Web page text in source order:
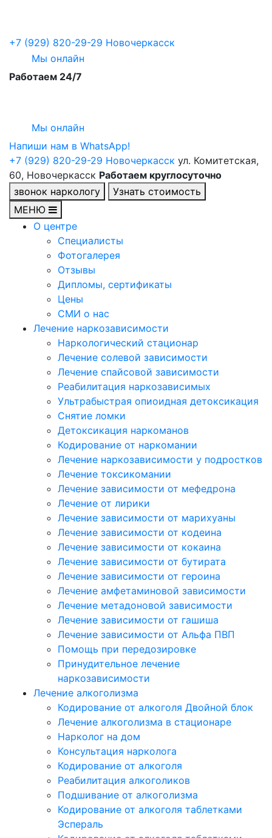
+7 (929) 820-29-29 Новочеркасск
Мы онлайн
Работаем 24/7
Мы онлайн
Напиши нам в WhatsApp!
+7 (929) 820-29-29 Новочеркасск ул. Комитетская,
60, Новочеркасск Работаем круглосуточно
звонок наркологу
Узнать стоимость
МЕНЮ
О центре
Специалисты
Фотогалерея
Отзывы
Дипломы, сертификаты
Цены
СМИ о нас
Лечение наркозависимости
Наркологический стационар
Лечение солевой зависимости
Лечение спайсовой зависимости
Реабилитация наркозависимых
Ультрабыстрая опиоидная детоксикация
Снятие ломки
Детоксикация наркоманов
Кодирование от наркомании
Лечение наркозависимости у подростков
Лечение токсикомании
Лечение зависимости от мефедрона
Лечение от лирики
Лечение зависимости от марихуаны
Лечение зависимости от кодеина
Лечение зависимости от кокаина
Лечение зависимости от бутирата
Лечение зависимости от героина
Лечение амфетаминовой зависимости
Лечение метадоновой зависимости
Лечение зависимости от гашиша
Лечение зависимости от Альфа ПВП
Помощь при передозировке
Принудительное лечение
наркозависимости
Лечение алкоголизма
Кодирование от алкоголя Двойной блок
Лечение алкоголизма в стационаре
Нарколог на дом
Консультация нарколога
Кодирование от алкоголя
Реабилитация алкоголиков
Подшивание от алкоголизма
Кодирование от алкоголя таблетками
Эспераль